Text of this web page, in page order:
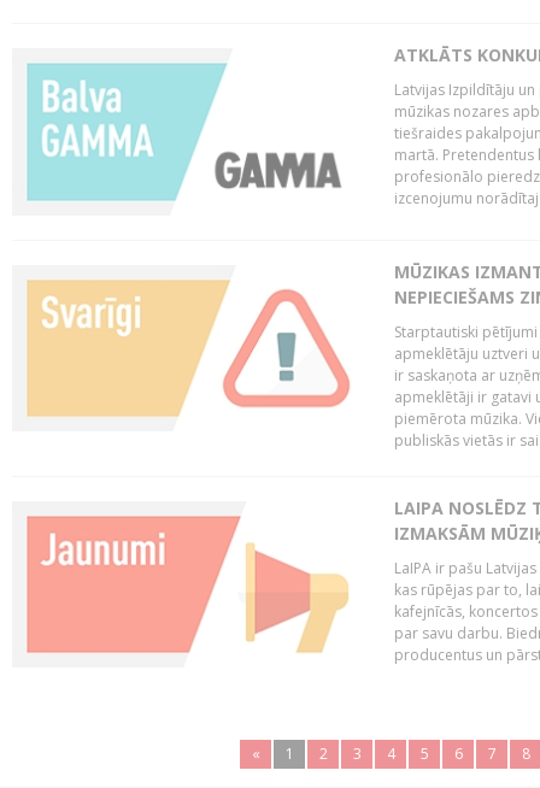
ATKLĀTS
Latvijas Izpildītāju
mūzikas nozares
tiešraides
martā. Pretendentus
profesionālo
izcenojumu
MŪZIKAS
NEPIECIEŠAMS
Starptautiski
apmeklētāju uztveri
ir saskaņota ar
apmeklētāji ir gatavi
piemērota mūzika.
publiskās vietās ir
LAIPA NOSLĒDZ
IZMAKSĀM
LaIPA ir pašu
kas rūpējas par to,
kafejnīcās,
par savu darbu.
producentus un
« 1 2 3 4 5 6 7 8